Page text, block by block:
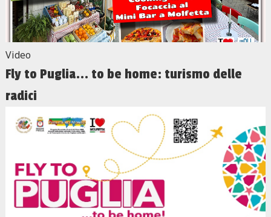
Video
Fly to Puglia... to be home: turismo delle
radici